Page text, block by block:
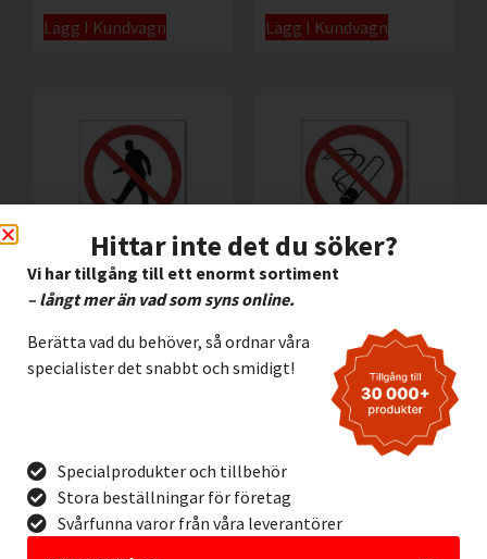
Lägg I Kundvagn Lägg I Kundvagn
gående
45,00kr– 335,00kr Exkl.
45,00kr 335,00kr Exkl.
moms
Lägg I Kundvagn
Hittar inte det du söker?
Vi har tillgång till ett enormt sortiment
– långt mer än vad som syns online.
Berätta vad du behöver, så ordnar våra
specialister det snabbt och smidigt!
Specialprodukter och tillbehör
Stora beställningar för företag
Svårfunna varor från våra leverantörer